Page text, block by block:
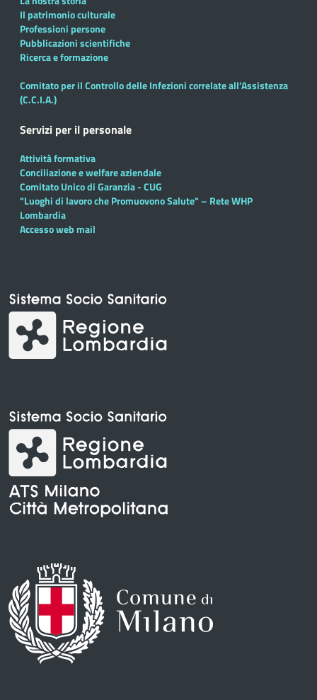
Il patrimonio culturale
Professioni persone
Pubblicazioni scientifiche
Ricerca e formazione
Comitato per il Controllo delle Infezioni correlate all’Assistenza
(C.C.I.A.)
Servizi per il personale
Attività formativa
Conciliazione e welfare aziendale
Comitato Unico di Garanzia - CUG
"Luoghi di lavoro che Promuovono Salute" – Rete WHP
Lombardia
Accesso web mail